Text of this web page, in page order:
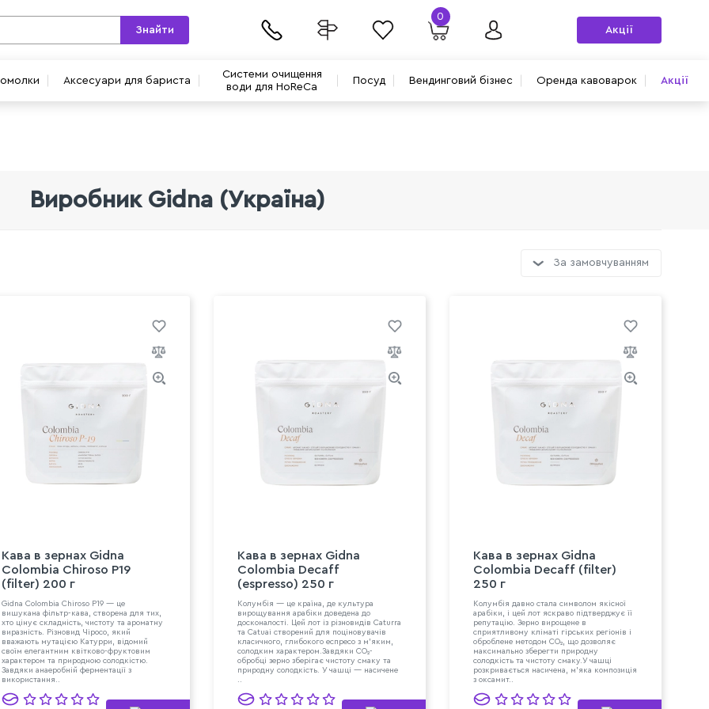
Аксесуари для бариста
Системи очищення
води для HoReCa
Посуд Вендинговий бізнес Оренда кавоварок Акції
Знайти
0
Акції
Виробник Gidna (Україна)
За замовчуванням
Кава в зeрнах Gidna
Colombia Chiroso P19
(filter) 200 г
Gidna Colombia Chiroso P19 — це
вишукана фільтр-кава, створена для тих,
хто цінує складність, чистоту та ароматну
виразність. Різновид Чіросо, який
вважають мутацією Катурри, відомий
своїм елегантним квітково-фруктовим
характером та природною солодкістю.
Завдяки анаеробній ферментації з
використання..
Кава в зeрнах Gidna
Colombia Decaff
(espresso) 250 г
Колумбія — це країна, де культура
вирощування арабіки доведена до
досконалості. Цей лот із різновидів Caturra
та Catuai створений для поціновувачів
класичного, глибокого еспресо з м’яким,
солодким характером.Завдяки CO₂-
обробці зерно зберігає чистоту смаку та
природну солодкість. У чашці — насичене
..
Кава в зeрнах Gidna
Colombia Decaff (filter)
250 г
Колумбія давно стала символом якісної
арабіки, і цей лот яскраво підтверджує її
репутацію. Зерно вирощене в
сприятливому кліматі гірських регіонів і
оброблене методом CO₂, що дозволяє
максимально зберегти природну
солодкість та чистоту смаку.У чашці
розкривається насичена, м’яка композиція
з оксамит..